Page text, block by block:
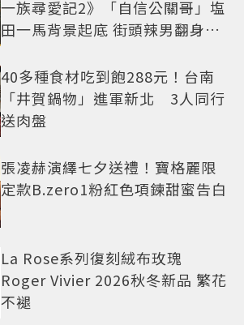
一族尋愛記2》「自信公關哥」塩
田一馬背景起底 街頭辣男翻身當
40多種食材吃到飽288元！台南
「井賀鍋物」進軍新北 3人同行
送肉盤
張凌赫演繹七夕送禮！寶格麗限
定款B.zero1粉紅色項鍊甜蜜告白
La Rose系列復刻絨布玫瑰
Roger Vivier 2026秋冬新品 繁花
不褪